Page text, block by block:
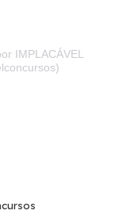
IMPLACÁVEL